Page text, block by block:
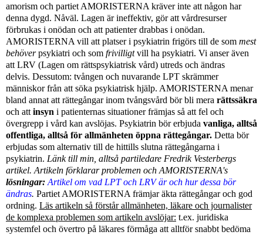
amorism och partiet AMORISTERNA kräver inte att någon har
denna dygd. Nåväl. Lagen är ineffektiv, gör att vårdresurser
förbrukas i onödan och att patienter drabbas i onödan.
AMORISTERNA vill att platser i psykiatrin frigörs till de som mest
behöverpsykiatri och som frivilligtvill ha psykiatri. Vi anser även
att LRV (Lagen om rättspsykiatrisk vård) utreds och ändras
delvis. Dessutom: tvången och nuvarande LPT skrämmer
människor från att söka psykiatrisk hjälp. AMORISTERNA menar
bland annat att rättegångar inom tvångsvård bör bli mera rättssäkra
och att insyn i patienternas situationer främjas så att fel och
övergrepp i vård kan avslöjas. Psykiatrin bör erbjuda vanliga, alltså
offentliga, alltså för allmänheten öppna rättegångar. Detta bör
erbjudas som alternativ till de hittills slutna rättegångarna i
psykiatrin. Länk till min, alltså partiledare Fredrik Vesterbergs
artikel. Artikeln förklarar problemen och AMORISTERNA's
lösningar: Artikel om vad LPT och LRV är och hur dessa bör
ändras. Partiet AMORISTERNA främjar äkta rättegångar och god
ordning. Läs artikeln så förstår allmänheten, läkare och journalister
de komplexa problemen som artikeln avslöjar: t.ex. juridiska
systemfel och övertro på läkares förmåga att alltför snabbt bedöma